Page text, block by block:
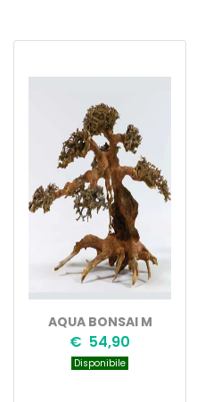
AQUA BONSAI M
€ 54,90
Disponibile